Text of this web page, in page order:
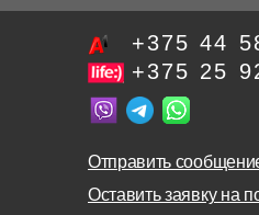
+375 44
+375 25
Отправить
Оставить заявку на